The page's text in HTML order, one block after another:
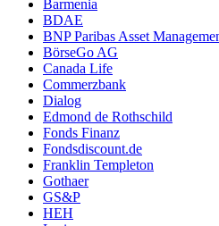
Barmenia
BDAE
BNP Paribas Asset
BörseGo AG
Canada Life
Commerzbank
Dialog
Edmond de Rothschild
Fonds Finanz
Fondsdiscount.de
Franklin Templeton
Gothaer
GS&P
HEH